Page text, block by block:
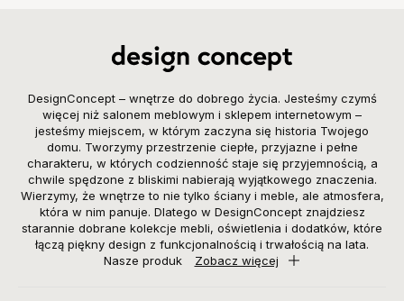
DesignConcept – wnętrze do dobrego życia. Jesteśmy czymś
więcej niż salonem meblowym i sklepem internetowym –
jesteśmy miejscem, w którym zaczyna się historia Twojego
domu. Tworzymy przestrzenie ciepłe, przyjazne i pełne
charakteru, w których codzienność staje się przyjemnością, a
chwile spędzone z bliskimi nabierają wyjątkowego znaczenia.
Wierzymy, że wnętrze to nie tylko ściany i meble, ale atmosfera,
która w nim panuje. Dlatego w DesignConcept znajdziesz
starannie dobrane kolekcje mebli, oświetlenia i dodatków, które
łączą piękny design z funkcjonalnością i trwałością na lata.
Nasze produk
Zobacz więcej